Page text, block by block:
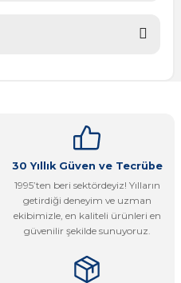
ederiz.
görüntülenemiyor.
bulunuyor.
pahalı.
olmalı.
30 Yıllık Güven ve Tecrübe
1995’ten beri sektördeyiz! Yılların
getirdiği deneyim ve uzman
ekibimizle, en kaliteli ürünleri en
güvenilir şekilde sunuyoruz.